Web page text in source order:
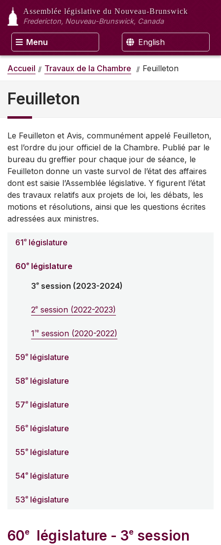
Assemblée législative du Nouveau-Brunswick
Fredericton, Nouveau-Brunswick, Canada
Menu English
Accueil Travaux de la Chambre Feuilleton
Feuilleton
Le Feuilleton et Avis, communément appelé Feuilleton,
est l’ordre du jour officiel de la Chambre. Publié par le
bureau du greffier pour chaque jour de séance, le
Feuilleton donne un vaste survol de l’état des affaires
dont est saisie l’Assemblée législative. Y figurent l’état
des travaux relatifs aux projets de loi, les débats, les
motions et résolutions, ainsi que les questions écrites
adressées aux ministres.
61e législature
60e législature
3e session (2023-2024)
2e session (2022-2023)
1re session (2020-2022)
59e législature
58e législature
57e législature
56e législature
55e législature
54e législature
53e législature
60e législature - 3e session